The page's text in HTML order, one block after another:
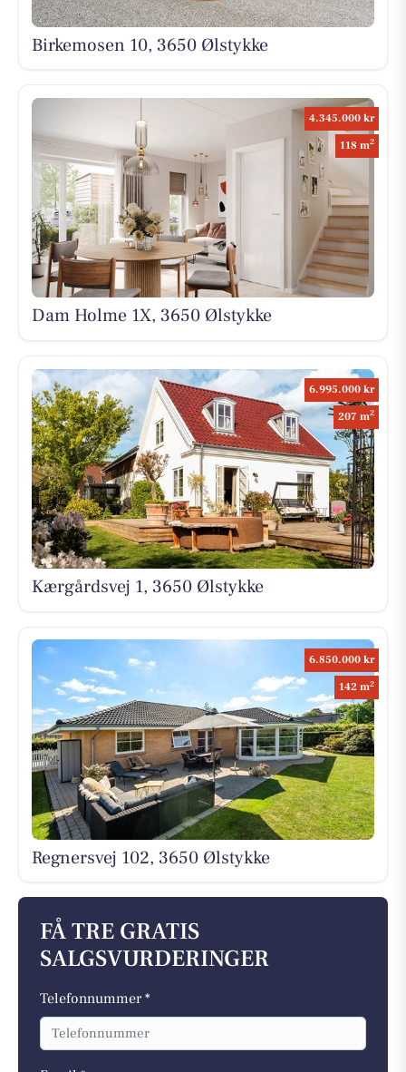
Birkemosen 10, 3650 Ølstykke
4.345.000 kr
118 m2
Dam Holme 1X, 3650 Ølstykke
6.995.000 kr
207 m2
Kærgårdsvej 1, 3650 Ølstykke
6.850.000 kr
142 m2
Regnersvej 102, 3650 Ølstykke
FÅ TRE GRATIS
SALGSVURDERINGER
Telefonnummer *